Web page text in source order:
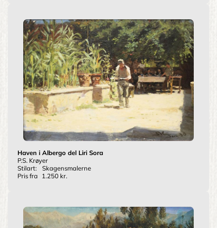
Haven i Albergo del Liri Sora
P.S. Krøyer
Stilart:
Skagensmalerne
Pris fra
1.250 kr.